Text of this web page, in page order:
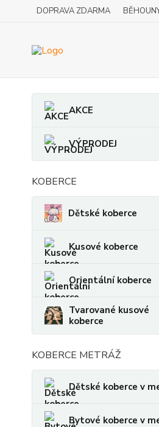
DOPRAVA ZDARMA
AKCE
VÝPRODEJ
KOBERCE
Dětské koberce
Kusové koberce
Orientální koberce
Tvarované kusové
koberce
KOBERCE METRÁŽ
Dětské koberce v
Bytové koberce v